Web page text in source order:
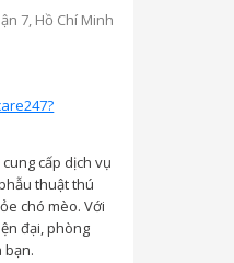
7, Hồ Chí Minh
cấp dịch vụ
thuật thú
chó mèo. Với
đại, phòng
bạn.